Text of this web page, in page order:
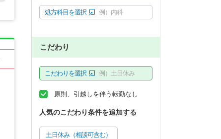
処方科目を選択 例）内科
こだわり
こだわりを選択 例）土日休み
原則、引越しを伴う転勤なし
人気のこだわり条件を追加する
土日休み（相談可含む）